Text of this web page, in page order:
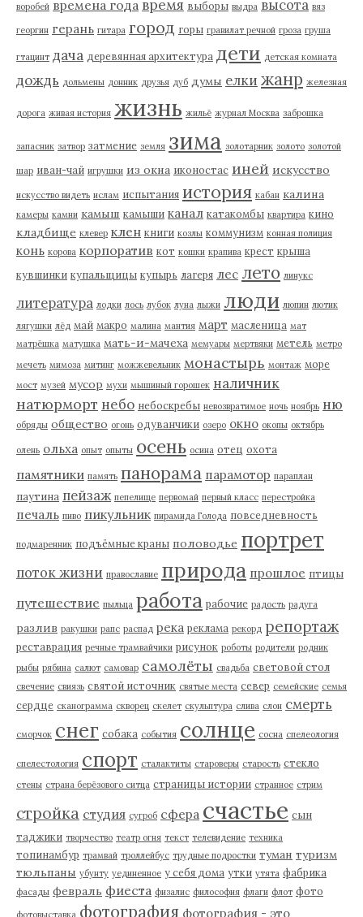
воробей времена года время выборы выдра высота вяз
георгин герань гитара город горы гравилат речной гроза груша
гтацинт дача деревянная архитектура дети детская комната
дождь дольмены донник друзья дуб думы елки жанр железная
дорога живая история жизнь жильё журнал Москва заброшка
запасник затвор затмение земля зима золотарник золото золотой
шар иван-чай игрушки из окна иконостас иней искусство
искусство видеть ислам испытания история кабан калина
камеры камни камыш камыши канал катакомбы квартира кино
кладбище клевер клен книги козлы коммунизм конная полиция
конь корова корпоратив кот кошки крапива крест крыша
кувшинки купальщицы купырь лагеря лес лето линукс
литература лодки лось лубок луна лыжи люди люпин лютик
лягушки лёд май макро малина мантия март масленица мат
матрёшка матушка мать-и-мачеха мемуары мертвяки метель метро
мечеть мимоза митинг можжевельник монастырь монтаж море
мост музей мусор мухи мышиный горошек наличник
натюрморт небо небоскребы невозвратимое ночь ноябрь ню
обряды общество огонь одуванчики озеро окно окопы октябрь
олень ольха опыт опыты осень осина отец охота
памятники память панорама парамотор параплан
паутина пейзаж пепелище первомай первый класс перестройка
печаль пиво пикульник пирамида Голода повседневность
подмаренник подъёмные краны половодье портрет
поток жизни православие природа прошлое птицы
путешествие пыльца работа рабочие радость радуга
разлив ракушки рапс распад река реклама рекорд репортаж
реставрация речные трамвайчики рисунок роботы родители родник
рыбы рябина салют самовар самолёты свадьба световой стол
свечение свиязь святой источник святые места север семейские семья
сердце сканограмма скворец скелет скульптура слива слон смерть
сморчок снег собака события солнце сосна спелеология
спелестология спорт сталактиты староверы старость стекло
стены страна берёзового ситца страницы истории странное стрим
стройка студия сугроб сфера счастье сын
таджики творчество театр огня текст телевидение техника
топинамбур трамвай троллейбус трудные подростки туман туризм
тюльпаны убунту уединенное у себя дома утки утята фабрика
фасады февраль фиеста физалис философия флаги флот фото
фотовыставка фотография фотография - это